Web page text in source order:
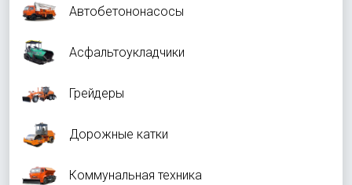
Автобетононасосы
Асфальтоукладчики
Грейдеры
Дорожные катки
Коммунальная техника